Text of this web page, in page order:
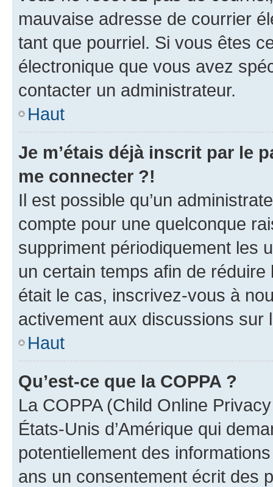
mauvaise adresse de courrier
tant que pourriel. Si vous êtes
électronique que vous avez
contacter un administrateur.
Haut
Je m’étais déjà inscrit par le
me connecter ?!
Il est possible qu’un
compte pour une quelconque
suppriment périodiquement les
un certain temps afin de
était le cas, inscrivez-vous à
activement aux discussions sur
Haut
Qu’est-ce que la COPPA ?
La COPPA (Child Online
États-Unis d’Amérique qui
potentiellement des
ans un consentement écrit des